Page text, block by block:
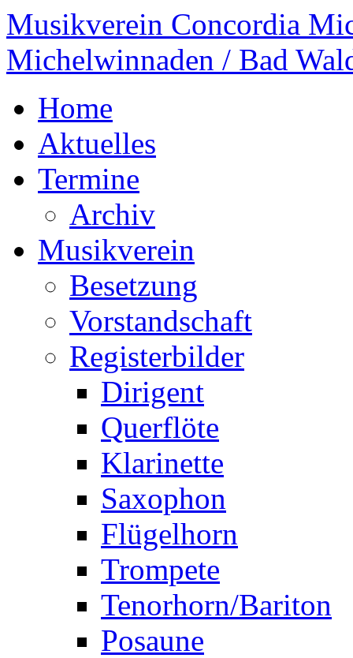
Musikverein Concordia
Michelwinnaden / Bad
Home
Aktuelles
Termine
Archiv
Musikverein
Besetzung
Vorstandschaft
Registerbilder
Dirigent
Querflöte
Klarinette
Saxophon
Flügelhorn
Trompete
Tenorhorn/Bariton
Posaune